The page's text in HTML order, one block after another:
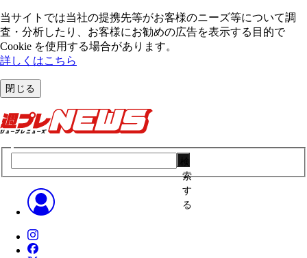
当サイトでは当社の提携先等がお客様のニーズ等について調
査・分析したり、お客様にお勧めの広告を表⽰する⽬的で
Cookie を使⽤する場合があります。
詳しくはこちら
閉じる
索
す
る